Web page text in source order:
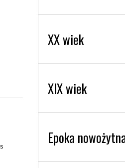
XX wiek
XIX wiek
Epoka